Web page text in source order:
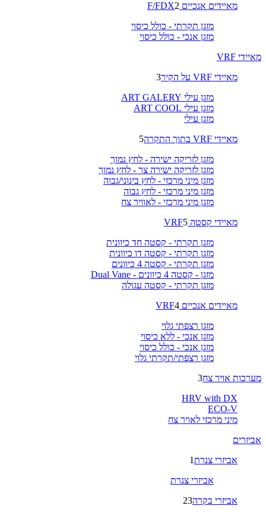
מאיידים אנכיים F/FDX 2
מזגן תקרתי - כולל כיסוי
מזגן אנכי - כולל כיסוי
מאיידי VRF
מאיידי VRF על הקיר
3
מזגן עילי ART GALERY
מזגן עילי ART COOL
מזגן עילי
מאיידי VRF בתוך התקרה
5
מזגן לזריקה ישירה - לחץ נמוך
מזגן לזריקה ישירה צר - לחץ נמוך
מזגן מיני מרכזי - לחץ בינוני/גבוה
מזגן מיני מרכזי - לחץ גבוה
מזגן מיני מרכזי - לאוויר צח
מאיידי קסטה VRF 5
מזגן תקרתי - קסטה חד כיוונית
מזגן תקרתי - קסטה דו כיוונית
מזגן תקרתי - קסטה 4 כיוונים
מזגן - קסטה 4 כיוונים - Dual Vane
מזגן תקרתי - קסטה עגולה
מאיידים אנכיים VRF 4
מזגן רצפתי גלוי
מזגן אנכי - ללא כיסוי
מזגן אנכי - כולל כיסוי
מזגן רצפתי/תקרתי גלוי
מערכות אויר צח3
HRV with DX
ECO-V
מיני מרכזי לאויר צח
אביזרים
אביזרי צנרת1
אביזרי צנרת
אביזרי בקרה23